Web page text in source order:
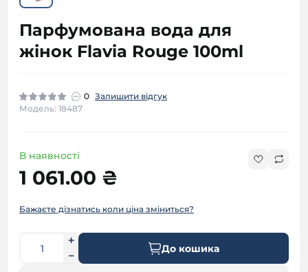
Парфумована вода для
жінок Flavia Rouge 100ml
0 Залишити відгук
Модель: 18487
В наявності
1 061.00 ₴
Бажаєте дізнатись коли ціна зміниться?
До кошика